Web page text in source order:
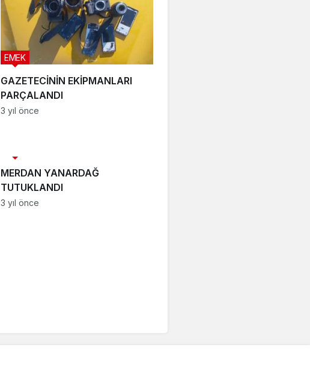
GAZETECİNİN EKİPMANLARI
PARÇALANDI
EMEK
3 yıl önce
MERDAN YANARDAĞ
TUTUKLANDI
3 yıl önce